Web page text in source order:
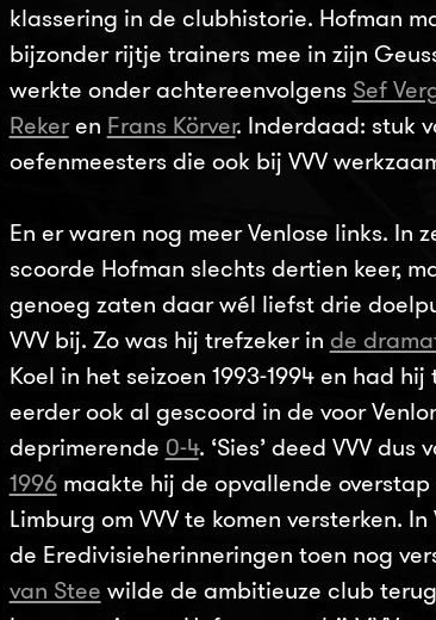
klassering in de clubhistorie. Hofman
bijzonder rijtje trainers mee in zijn
werkte onder achtereenvolgens Sef
Rekeren Frans Körver. Inderdaad: stuk
oefenmeesters die ook bij VVV
En er waren nog meer Venlose links. In
scoorde Hofman slechts dertien keer,
genoeg zaten daar wél liefst drie
VVV bij. Zo was hij trefzeker in de
Koel in het seizoen 1993-1994 en had
eerder ook al gescoord in de voor
deprimerende 0-4. ‘Sies’ deed VVV dus
1996maakte hij de opvallende overstap
Limburg om VVV te komen versterken.
de Eredivisieherinneringen toen nog
van Stee wilde de ambitieuze club